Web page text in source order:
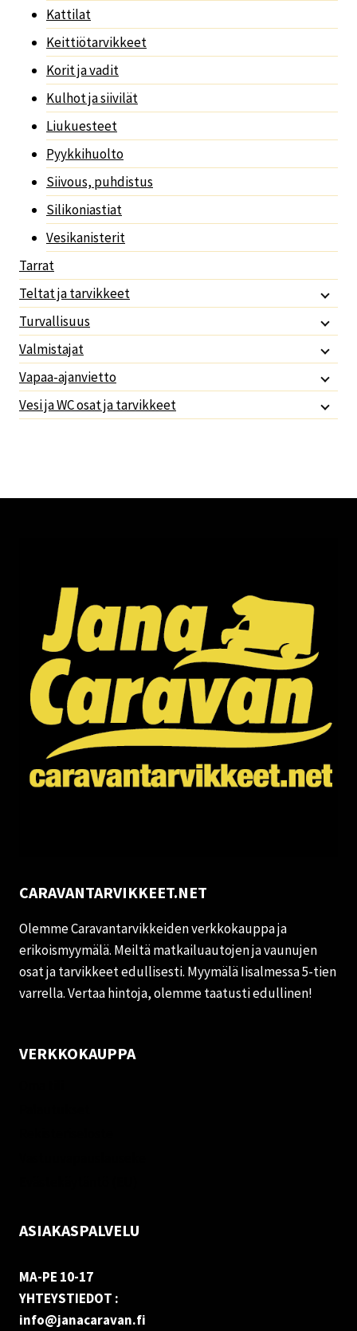
Kattilat
Keittiötarvikkeet
Korit ja vadit
Kulhot ja siivilät
Liukuesteet
Pyykkihuolto
Siivous, puhdistus
Silikoniastiat
Vesikanisterit
Tarrat
Teltat ja tarvikkeet
Turvallisuus
Valmistajat
Vapaa-ajanvietto
Vesi ja WC osat ja tarvikkeet
CARAVANTARVIKKEET.NET
Olemme Caravantarvikkeiden verkkokauppa ja
erikoismyymälä. Meiltä matkailuautojen ja vaunujen
osat ja tarvikkeet edullisesti. Myymälä Iisalmessa 5-tien
varrella. Vertaa hintoja, olemme taatusti edullinen!
VERKKOKAUPPA
ASIAKASPALVELU
MA-PE 10-17
YHTEYSTIEDOT :
info@janacaravan.fi